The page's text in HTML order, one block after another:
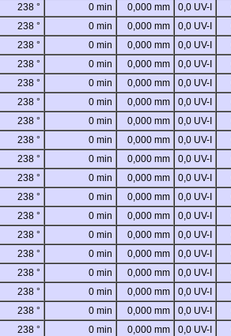
238 ° 0 min 0,000 mm 0,0 UV-I
238 ° 0 min 0,000 mm 0,0 UV-I
238 ° 0 min 0,000 mm 0,0 UV-I
238 ° 0 min 0,000 mm 0,0 UV-I
238 ° 0 min 0,000 mm 0,0 UV-I
238 ° 0 min 0,000 mm 0,0 UV-I
238 ° 0 min 0,000 mm 0,0 UV-I
238 ° 0 min 0,000 mm 0,0 UV-I
238 ° 0 min 0,000 mm 0,0 UV-I
238 ° 0 min 0,000 mm 0,0 UV-I
238 ° 0 min 0,000 mm 0,0 UV-I
238 ° 0 min 0,000 mm 0,0 UV-I
238 ° 0 min 0,000 mm 0,0 UV-I
238 ° 0 min 0,000 mm 0,0 UV-I
238 ° 0 min 0,000 mm 0,0 UV-I
238 ° 0 min 0,000 mm 0,0 UV-I
238 ° 0 min 0,000 mm 0,0 UV-I
238 ° 0 min 0,000 mm 0,0 UV-I